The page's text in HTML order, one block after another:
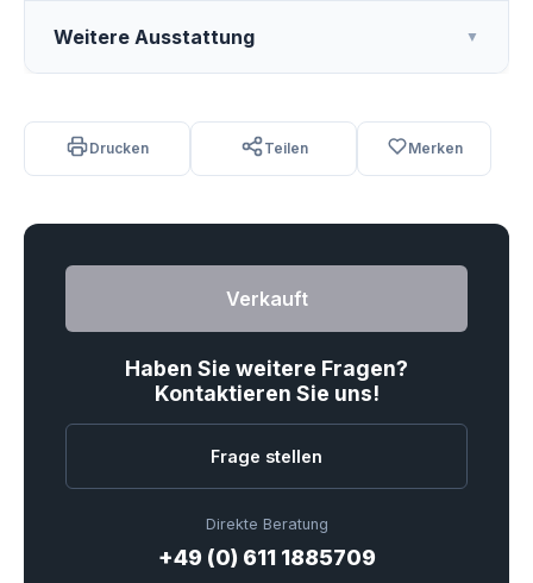
Weitere Ausstattung ▼
Drucken Teilen Merken
Verkauft
Haben Sie weitere Fragen?
Kontaktieren Sie uns!
Frage stellen
Direkte Beratung
+49 (0) 611 1885709